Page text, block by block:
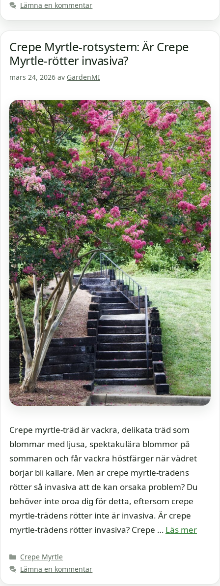
Lämna en kommentar
Crepe Myrtle-rotsystem: Är Crepe
Myrtle-rötter invasiva?
mars 24, 2026 av GardenMI
Crepe myrtle-träd är vackra, delikata träd som
blommar med ljusa, spektakulära blommor på
sommaren och får vackra höstfärger när vädret
börjar bli kallare. Men är crepe myrtle-trädens
rötter så invasiva att de kan orsaka problem? Du
behöver inte oroa dig för detta, eftersom crepe
myrtle-trädens rötter inte är invasiva. Är crepe
myrtle-trädens rötter invasiva? Crepe … Läs mer
Kategorier
Crepe Myrtle
Lämna en kommentar